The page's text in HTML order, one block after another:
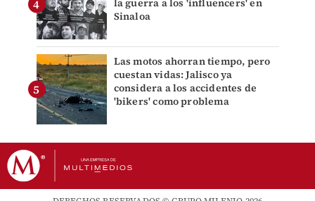
la guerra a los 'influencers' en
Sinaloa
Las motos ahorran tiempo, pero
cuestan vidas: Jalisco ya
considera a los accidentes de
'bikers' como problema